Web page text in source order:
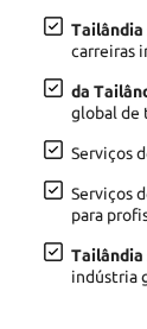
Tailândia
carreiras
da
global de
Serviços
Serviços
para
Tailândia
indústria